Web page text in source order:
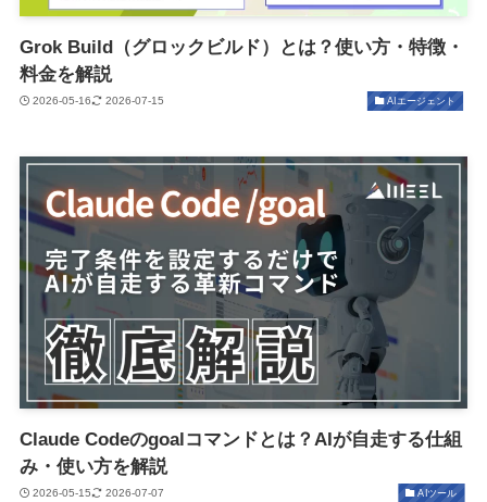
Grok Build（グロックビルド）とは？使い方・特徴・
料金を解説
2026-05-16 2026-07-15 AIエージェント
Claude Codeのgoalコマンドとは？AIが自走する仕組
み・使い方を解説
2026-05-15 2026-07-07 AIツール